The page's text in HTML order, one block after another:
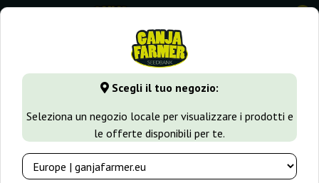
Scegli il tuo negozio:
Seleziona un negozio locale per visualizzare i prodotti e
le offerte disponibili per te.
0
GanjaFarmer.it Tipi di Semi Semi Indica Crystal Candy
-25%
+ omaggi